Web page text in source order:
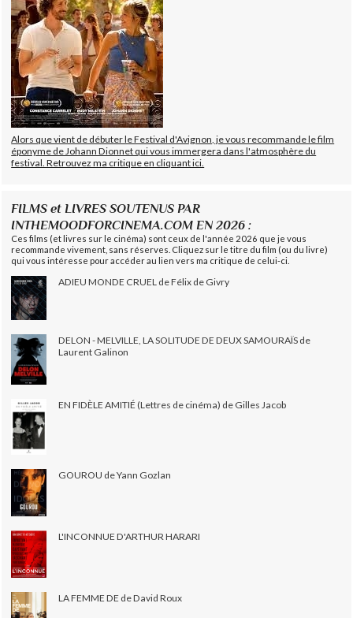
Alors que vient de débuter le Festival d'Avignon, je vous recommande le film
éponyme de Johann Dionnet qui vous immergera dans l'atmosphère du
festival. Retrouvez ma critique en cliquant ici.
FILMS et LIVRES SOUTENUS PAR
INTHEMOODFORCINEMA.COM EN 2026 :
Ces films (et livres sur le cinéma) sont ceux de l'année 2026 que je vous
recommande vivement, sans réserves. Cliquez sur le titre du film (ou du livre)
qui vous intéresse pour accéder au lien vers ma critique de celui-ci.
ADIEU MONDE CRUEL de Félix de Givry
DELON - MELVILLE, LA SOLITUDE DE DEUX SAMOURAÏS de
Laurent Galinon
EN FIDÈLE AMITIÉ (Lettres de cinéma) de Gilles Jacob
GOUROU de Yann Gozlan
L'INCONNUE D'ARTHUR HARARI
LA FEMME DE de David Roux